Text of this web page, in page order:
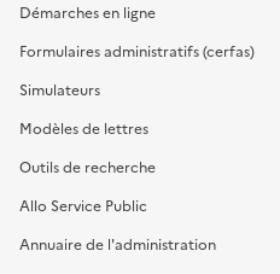
Démarches en ligne
Formulaires administratifs (cerfas)
Simulateurs
Modèles de lettres
Outils de recherche
Allo Service Public
Annuaire de l'administration